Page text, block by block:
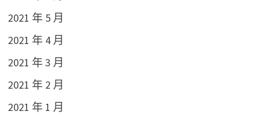
2021 年 5 月
2021 年 4 月
2021 年 3 月
2021 年 2 月
2021 年 1 月